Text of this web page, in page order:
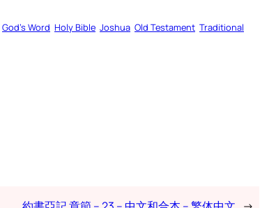
God’s Word Holy Bible Joshua Old Testament Traditional